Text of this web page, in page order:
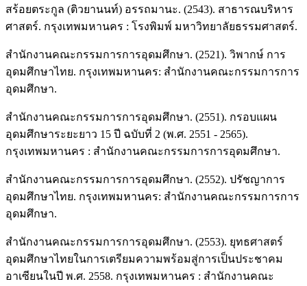
สร้อยตระกูล (ติวยานนท์) อรรถมานะ. (2543). สาธารณบริหาร
ศาสตร์. กรุงเทพมหานคร : โรงพิมพ์ มหาวิทยาลัยธรรมศาสตร์.
สำนักงานคณะกรรมการการอุดมศึกษา. (2521). วิพากษ์ การ
อุดมศึกษาไทย. กรุงเทพมหานคร: สำนักงานคณะกรรมการการ
อุดมศึกษา.
สำนักงานคณะกรรมการการอุดมศึกษา. (2551). กรอบแผน
อุดมศึกษาระยะยาว 15 ปี ฉบับที่ 2 (พ.ศ. 2551 - 2565).
กรุงเทพมหานคร : สำนักงานคณะกรรมการการอุดมศึกษา.
สำนักงานคณะกรรมการการอุดมศึกษา. (2552). ปรัชญาการ
อุดมศึกษาไทย. กรุงเทพมหานคร: สำนักงานคณะกรรมการการ
อุดมศึกษา.
สำนักงานคณะกรรมการการอุดมศึกษา. (2553). ยุทธศาสตร์
อุดมศึกษาไทยในการเตรียมความพร้อมสู่การเป็นประชาคม
อาเซียนในปี พ.ศ. 2558. กรุงเทพมหานคร : สำนักงานคณะ